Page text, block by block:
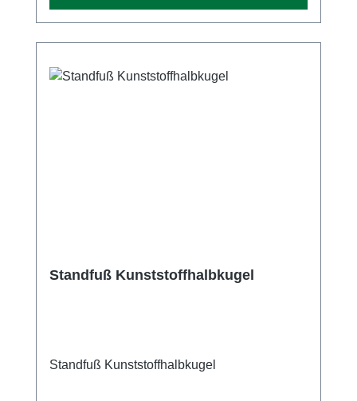
Standfuß Kunststoffhalbkugel
Standfuß Kunststoffhalbkugel